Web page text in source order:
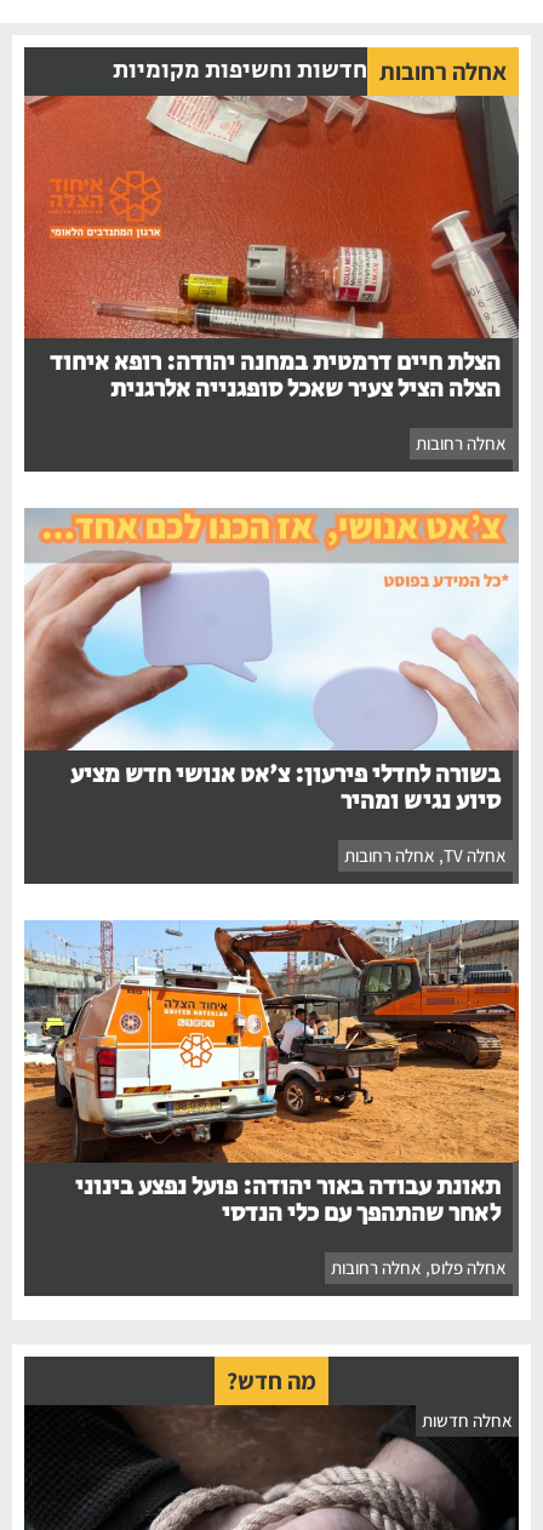
אחלה רחובות חדשות וחשיפות מקומיות
הצלת חיים דרמטית במחנה יהודה: רופא איחוד
הצלה הציל צעיר שאכל סופגנייה אלרגנית
אחלה רחובות
בשורה לחדלי פירעון: צ'אט אנושי חדש מציע
סיוע נגיש ומהיר
אחלה TV ,אחלה רחובות
תאונת עבודה באור יהודה: פועל נפצע בינוני
לאחר שהתהפך עם כלי הנדסי
אחלה פלוס ,אחלה רחובות
מה חדש?
חדשות